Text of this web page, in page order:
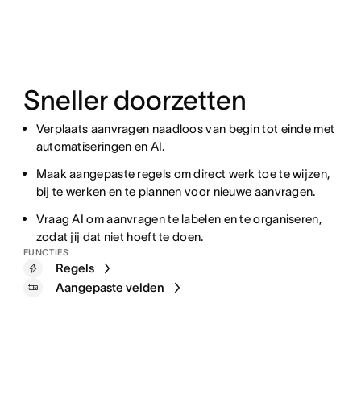
Sneller doorzetten
Verplaats aanvragen naadloos van begin tot einde met
automatiseringen en AI.
Maak aangepaste regels om direct werk toe te wijzen,
bij te werken en te plannen voor nieuwe aanvragen.
Vraag AI om aanvragen te labelen en te organiseren,
zodat jij dat niet hoeft te doen.
FUNCTIES
Regels
Aangepaste velden